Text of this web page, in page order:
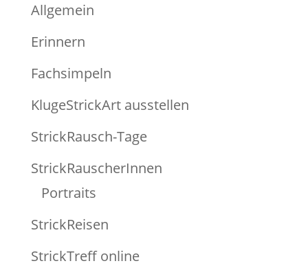
Allgemein
Erinnern
Fachsimpeln
KlugeStrickArt ausstellen
StrickRausch-Tage
StrickRauscherInnen
Portraits
StrickReisen
StrickTreff online